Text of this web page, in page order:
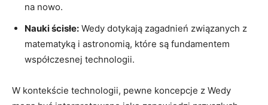
na nowo.
Nauki ścisłe: Wedy dotykają zagadnień związanych z
matematyką i astronomią, które są fundamentem
współczesnej technologii.
W kontekście technologii, pewne koncepcje z Wedy